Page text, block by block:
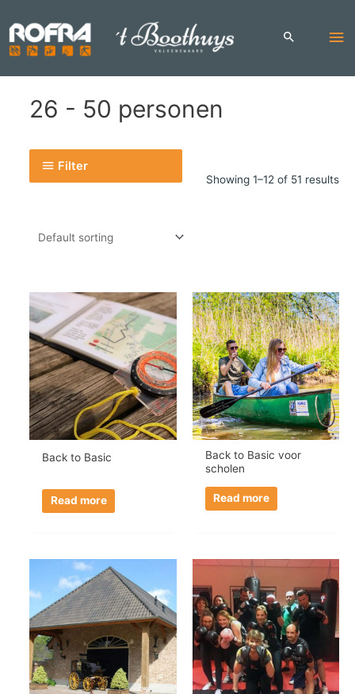
content
26 - 50 personen
Filter
Showing 1–12 of 51 results
Back to Basic
Read more
Back to Basic voor
scholen
Read more